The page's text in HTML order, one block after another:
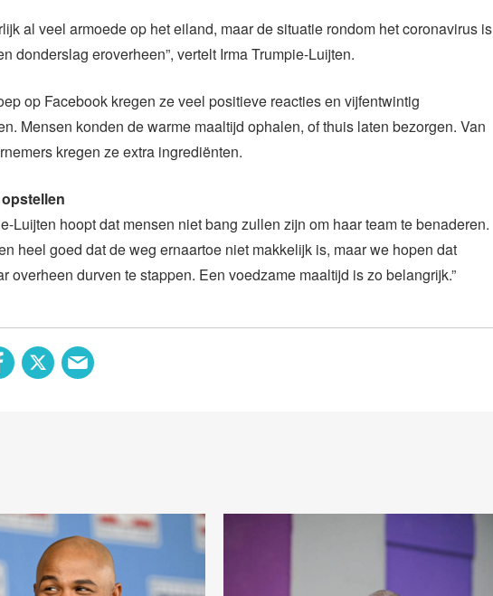
al veel armoede op het eiland, maar de situatie rondom het coronavirus is
donderslag eroverheen”, vertelt Irma Trumpie-Luijten.
op Facebook kregen ze veel positieve reacties en vijfentwintig
Mensen konden de warme maaltijd ophalen, of thuis laten bezorgen. Van
kregen ze extra ingrediënten.
Luijten hoopt dat mensen niet bang zullen zijn om haar team te benaderen.
heel goed dat de weg ernaartoe niet makkelijk is, maar we hopen dat
overheen durven te stappen. Een voedzame maaltijd is zo belangrijk.”